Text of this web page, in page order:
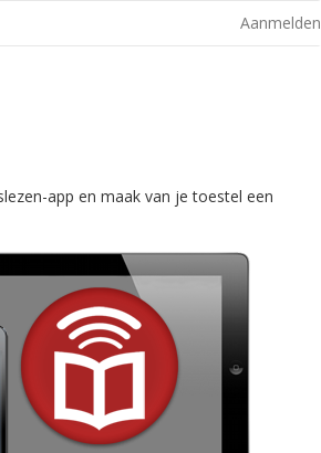
Aanmelden
app en maak van je toestel een